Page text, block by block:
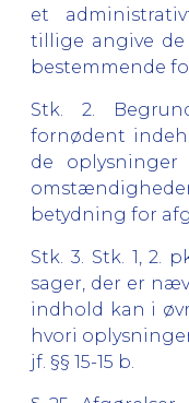
et
tillige angive
bestemmende
Stk. 2.
fornødent
de oplysninger
betydning for
Stk. 3.
Stk. 1, 2.
sager, der er
indhold kan i
hvori
jf. §§ 15-15 b.